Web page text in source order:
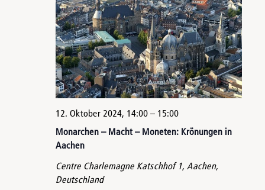
Monarchen – Macht – Moneten: Krönungen in
Aachen
12. Oktober 2024, 14:00– 15:00
Centre Charlemagne Katschhof 1, Aachen,
Deutschland